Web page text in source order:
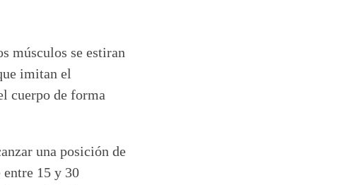
músculos se estiran
imitan el
cuerpo de forma
una posición de
15 y 30